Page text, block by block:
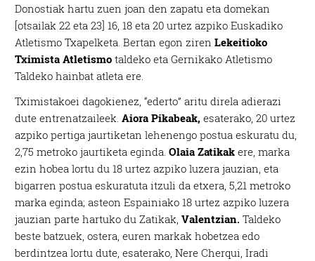
Donostiak hartu zuen joan den zapatu eta domekan
[otsailak 22 eta 23] 16, 18 eta 20 urtez azpiko Euskadiko
Atletismo Txapelketa. Bertan egon zirenLekeitioko
Tximista Atletismo taldeko eta Gernikako Atletismo
Taldeko hainbat atleta ere.
Tximistakoei dagokienez, “ederto” aritu direla adierazi
dute entrenatzaileek.Aiora Pikabeak, esaterako, 20 urtez
azpiko pertiga jaurtiketan lehenengo postua eskuratu du,
2,75 metroko jaurtiketa eginda.Olaia Zatikak ere, marka
ezin hobea lortu du 18 urtez azpiko luzera jauzian, eta
bigarren postua eskuratuta itzuli da etxera, 5,21 metroko
marka eginda; asteon Espainiako 18 urtez azpiko luzera
jauzian parte hartuko du Zatikak,Valentzian. Taldeko
beste batzuek, ostera, euren markak hobetzea edo
berdintzea lortu dute, esaterako, Nere Cherqui, Iradi